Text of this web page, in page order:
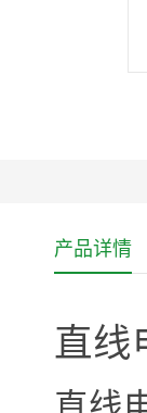
产品详情
直线